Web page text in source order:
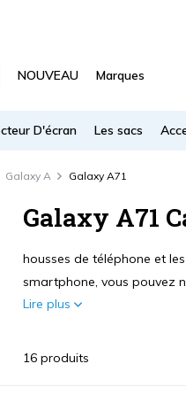
NOUVEAU Marques
D'écran Les sacs
Galaxy A Galaxy A71
Galaxy A71
housses de téléphone et
smartphone, vous pouvez
Lire plus
16 produits